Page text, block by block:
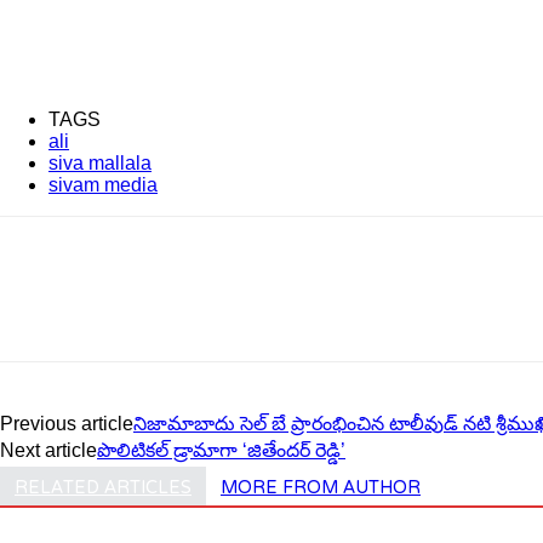
TAGS
ali
siva mallala
sivam media
Previous articleనిజామాబాదు సెల్ బే ప్రారంభించిన టాలీవుడ్ నటి
Next articleపొలిటికల్ డ్రామాగా ‘జితేందర్ రెడ్డి’
RELATED ARTICLES MORE FROM AUTHOR